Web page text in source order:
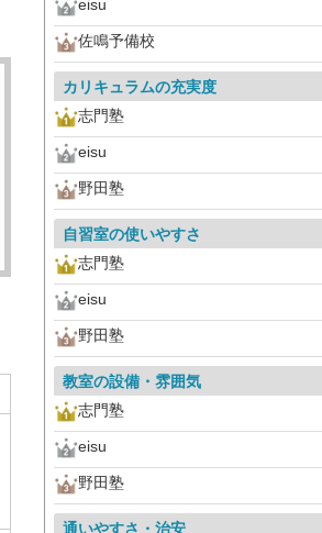
eisu
佐鳴予備校
カリキュラムの充実度
志門塾
eisu
野田塾
自習室の使いやすさ
志門塾
eisu
野田塾
教室の設備・雰囲気
志門塾
eisu
野田塾
通いやすさ・治安